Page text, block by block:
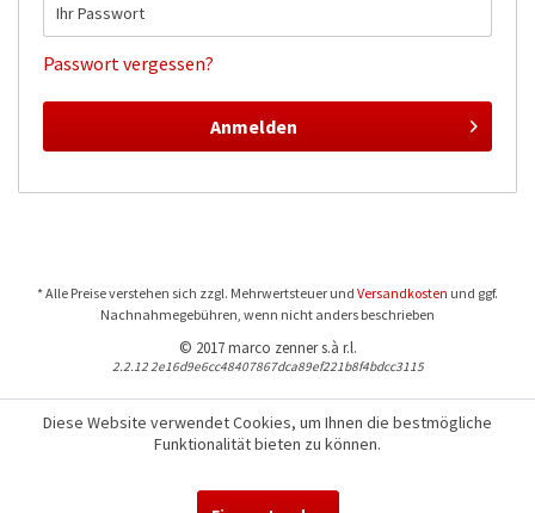
Passwort vergessen?
Anmelden
* Alle Preise verstehen sich zzgl. Mehrwertsteuer und Versandkosten und ggf.
Nachnahmegebühren, wenn nicht anders beschrieben
© 2017 marco zenner s.à r.l.
2.2.12 2e16d9e6cc48407867dca89ef221b8f4bdcc3115
+352 441544-1
Diese Website verwendet Cookies, um Ihnen die bestmögliche
Funktionalität bieten zu können.